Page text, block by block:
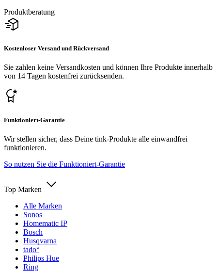
Produktberatung
Kostenloser Versand und Rückversand
Sie zahlen keine Versandkosten und können Ihre Produkte innerhalb
von 14 Tagen kostenfrei zurücksenden.
Funktioniert-Garantie
Wir stellen sicher, dass Deine tink-Produkte alle einwandfrei
funktionieren.
So nutzen Sie die Funktioniert-Garantie
Top Marken
Alle Marken
Sonos
Homematic IP
Bosch
Husqvarna
tado°
Philips Hue
Ring